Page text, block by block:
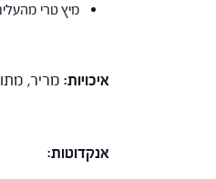
מיץ טרי מהעלים: 25 מ"ל
איכויות: מריר,
אנקדוטות: